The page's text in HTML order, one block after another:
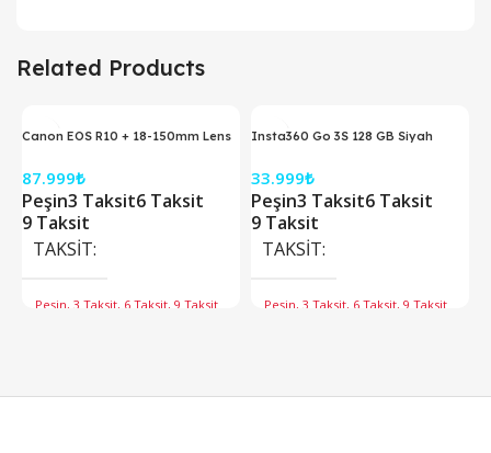
Related Products
Canon EOS R10 + 18-150mm Lens
87.999₺
Peşin3 Taksit6 Taksit
9 Taksit
TAKSIT
Peşin, 3 Taksit, 6 Taksit, 9 Taksit
Insta360 Go 3S 128 GB Siyah
33.999₺
Peşin3 Taksit6 Taksit
9 Taksit
TAKSIT
Peşin, 3 Taksit, 6 Taksit, 9 Taksit